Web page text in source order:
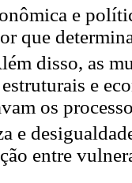
e
que
disso, as
e
os
e
entre